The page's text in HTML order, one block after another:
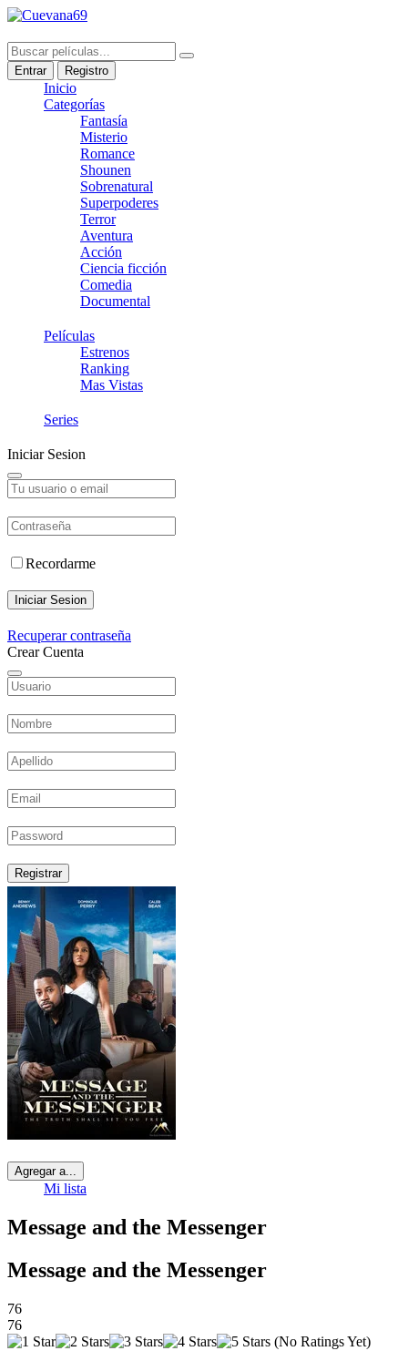
Entrar Registro
Inicio
Categorías
Fantasía
Misterio
Romance
Shounen
Sobrenatural
Superpoderes
Terror
Aventura
Acción
Ciencia ficción
Comedia
Documental
Películas
Estrenos
Ranking
Mas Vistas
Series
Iniciar Sesion
Recordarme
Iniciar Sesion
Recuperar contraseña
Crear Cuenta
Registrar
Agregar a...
Mi lista
Message and the Messenger
Message and the Messenger
76
76
(No Ratings Yet)